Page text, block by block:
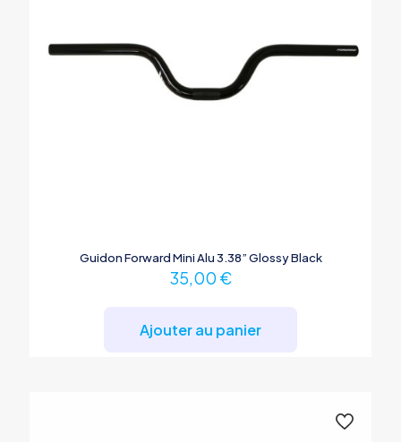
Guidon Forward Mini Alu 3.38” Glossy Black
35,00 €
Ajouter au panier